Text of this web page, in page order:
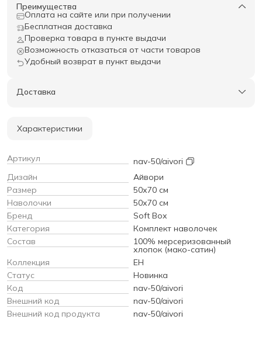
Преимущества
Оплата на сайте или при получении
Бесплатная доставка
Проверка товара в пункте выдачи
Возможность отказаться от части товаров
Удобный возврат в пункт выдачи
Доставка
Характеристики
Артикул
nav-50/aivori
Дизайн
Айвори
Размер
50х70 см
Наволочки
50х70 см
Бренд
Soft Box
Категория
Комплект наволочек
Состав
100% мерсеризованный
хлопок (мако-сатин)
Коллекция
EH
Статус
Новинка
Код
nav-50/aivori
Внешний код
nav-50/aivori
Внешний код продукта
nav-50/aivori